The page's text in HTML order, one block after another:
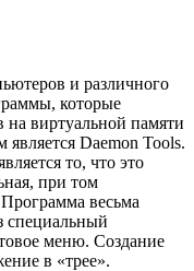
и различного
которые
на виртуальной памяти
Daemon Tools.
то, что это
при том
весьма
специальный
меню. Создание
в «трее».